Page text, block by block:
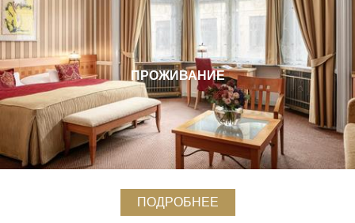
ПРОЖИВАНИЕ
ПОДРОБНЕЕ